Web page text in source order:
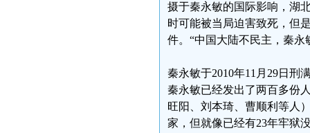
摄于秦永敏的国际影响，湖
时可能被当局迫害致死，但
件。“中国大陆不民主，秦
秦永敏于2010年11月29日刑
秦永敏已经发出了两百多份
旺阳、刘本琦、曹顺利等人
家，但就像已经有23年牢狱